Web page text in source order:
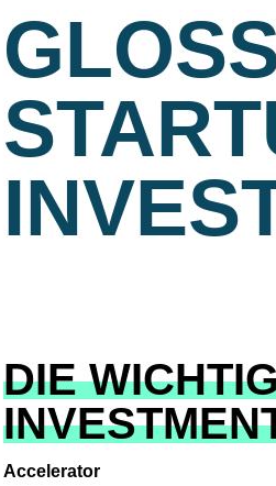
DIE
Accelerator